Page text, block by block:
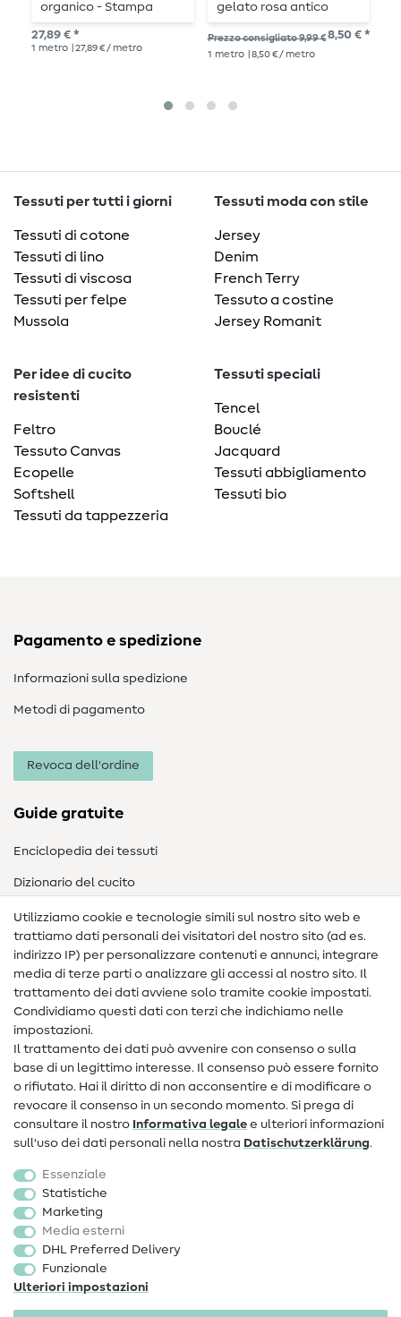
organico - Stampa
digitale Midnight Moth
Nero Blu
27,89 € *
1 metro | 27,89 € / metro
gelato rosa antico
Prezzo consigliato 9,99 €8,50 € *
1 metro | 8,50 € / metro
Tessuti per tutti i giorni
Tessuti di cotone
Tessuti di lino
Tessuti di viscosa
Tessuti per felpe
Mussola
Tessuti moda con stile
Jersey
Denim
French Terry
Tessuto a costine
Jersey Romanit
Per idee di cucito
resistenti
Feltro
Tessuto Canvas
Ecopelle
Softshell
Tessuti da tappezzeria
Tessuti speciali
Tencel
Bouclé
Jacquard
Tessuti abbigliamento
Tessuti bio
Pagamento e spedizione
Informazioni sulla spedizione
Metodi di pagamento
Revoca dell'ordine
Guide gratuite
Enciclopedia dei tessuti
Dizionario del cucito
Nähanleitungen
Assistenza e contatto
Contatto
Informazioni sul nuovo proprietario
FAQ
Diritto di recesso
Popolare
Accessori cucito
Sale
Utilizziamo cookie e tecnologie simili sul nostro sito web e
trattiamo dati personali dei visitatori del nostro sito (ad es.
indirizzo IP) per personalizzare contenuti e annunci, integrare
media di terze parti o analizzare gli accessi al nostro sito. Il
trattamento dei dati avviene solo tramite cookie impostati.
Condividiamo questi dati con terzi che indichiamo nelle
impostazioni.
Il trattamento dei dati può avvenire con consenso o sulla
base di un legittimo interesse. Il consenso può essere fornito
o rifiutato. Hai il diritto di non acconsentire e di modificare o
revocare il consenso in un secondo momento. Si prega di
consultare il nostro Informativa legale e ulteriori informazioni
sull'uso dei dati personali nella nostra Dati­schutz­erklärung.
Essenziale
Statistiche
Marketing
Media esterni
DHL Preferred Delivery
Funzionale
Ulteriori impostazioni